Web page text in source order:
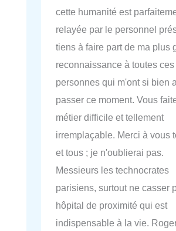
cette humanité est
relayée par le personnel
tiens à faire part de ma plus
reconnaissance à toutes ces
personnes qui m'ont si bien
passer ce moment. Vous
métier difficile et tellement
irremplaçable. Merci à vous
et tous ; je n'oublierai pas.
Messieurs les technocrates
parisiens, surtout ne casser
hôpital de proximité qui est
indispensable à la vie.